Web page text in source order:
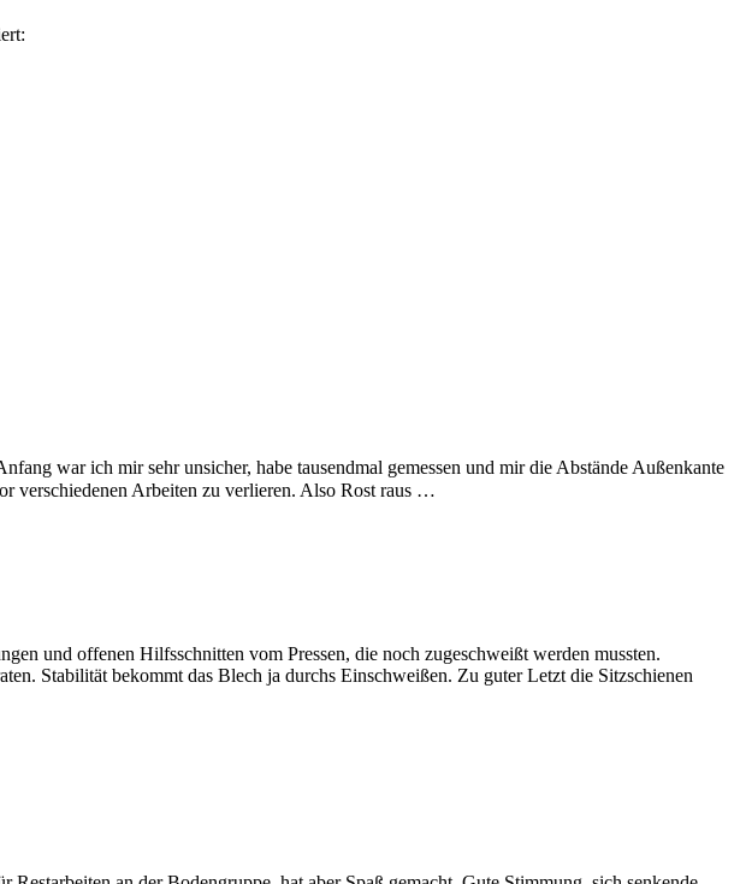
war ich mir sehr unsicher, habe tausendmal gemessen und mir die Abstände Außenkante
verschiedenen Arbeiten zu verlieren. Also Rost raus …
und offenen Hilfsschnitten vom Pressen, die noch zugeschweißt werden mussten.
Stabilität bekommt das Blech ja durchs Einschweißen. Zu guter Letzt die Sitzschienen